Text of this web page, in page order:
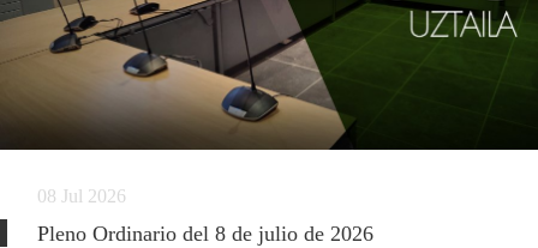
08 Jul 2026
Pleno Ordinario del 8 de julio de 2026